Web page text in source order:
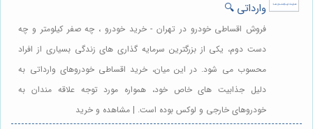
وارداتی 🔍
فروش اقساطی خودرو در تهران - خرید خودرو ، چه صفر کیلومتر و چه
دست دوم، یکی از بزرگترین سرمایه گذاری های زندگی بسیاری از افراد
محسوب می شود. در این میان، خرید اقساطی خودروهای وارداتی به
دلیل جذابیت های خاص خود، همواره مورد توجه علاقه مندان به
خودروهای خارجی و لوکس بوده است. | مشاهده و خرید